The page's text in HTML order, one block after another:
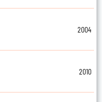
2004
2010